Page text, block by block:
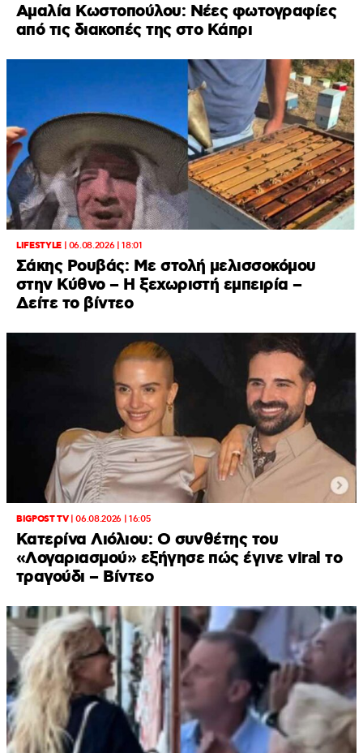
Αμαλία Κωστοπούλου: Νέες φωτογραφίες
από τις διακοπές της στο Κάπρι
LIFESTYLE| 06.08.2026 | 18:01
Σάκης Ρουβάς: Με στολή μελισσοκόμου
στην Κύθνο – Η ξεχωριστή εμπειρία –
Δείτε το βίντεο
BIGPOST TV|06.08.2026 | 16:05
Κατερίνα Λιόλιου: Ο συνθέτης του
«Λογαριασμού» εξήγησε πώς έγινε viral το
τραγούδι – Βίντεο